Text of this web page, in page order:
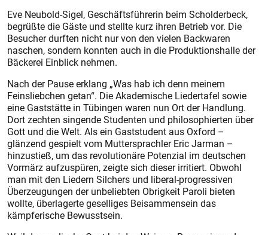
Eve Neubold-Sigel, Geschäftsführerin beim Scholderbeck,
begrüßte die Gäste und stellte kurz ihren Betrieb vor. Die
Besucher durften nicht nur von den vielen Backwaren
naschen, sondern konnten auch in die Produktionshalle der
Bäckerei Einblick nehmen.
Nach der Pause erklang „Was hab ich denn meinem
Feinsliebchen getan“. Die Akademische Liedertafel sowie
eine Gaststätte in Tübingen waren nun Ort der Handlung.
Dort zechten singende Studenten und philosophierten über
Gott und die Welt. Als ein Gaststudent aus Oxford –
glänzend gespielt vom Muttersprachler Eric Jarman –
hinzustieß, um das revolutionäre Potenzial im deutschen
Vormärz aufzuspüren, zeigte sich dieser irritiert. Obwohl
man mit den Liedern Silchers und liberal-progressiven
Überzeugungen der unbeliebten Obrigkeit Paroli bieten
wollte, überlagerte geselliges Beisammensein das
kämpferische Bewusstsein.